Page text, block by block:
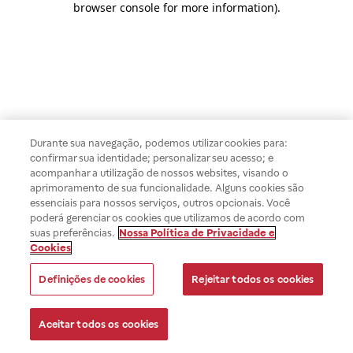
browser console for more information).
Durante sua navegação, podemos utilizar cookies para:
confirmar sua identidade; personalizar seu acesso; e
acompanhar a utilização de nossos websites, visando o
aprimoramento de sua funcionalidade. Alguns cookies são
essenciais para nossos serviços, outros opcionais. Você
poderá gerenciar os cookies que utilizamos de acordo com
suas preferências. Nossa Política de Privacidade e
Cookies
Definições de cookies Rejeitar todos os cookies
Aceitar todos os cookies